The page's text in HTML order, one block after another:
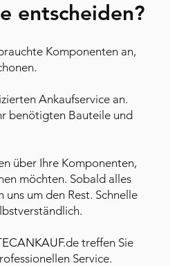
entscheiden?
Komponenten an,
Ankaufservice an.
benötigten Bauteile und
über Ihre Komponenten,
möchten. Sobald alles
um den Rest. Schnelle
.de treffen Sie
Service.